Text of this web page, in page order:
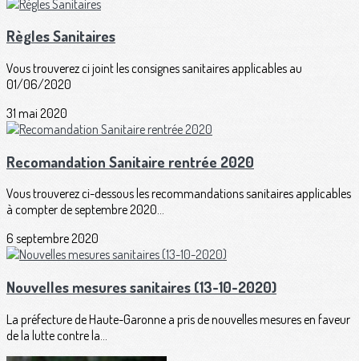
Règles Sanitaires
Vous trouverez ci joint les consignes sanitaires applicables au
01/06/2020
31 mai 2020
Recomandation Sanitaire rentrée 2020
Vous trouverez ci-dessous les recommandations sanitaires applicables
à compter de septembre 2020...
6 septembre 2020
Nouvelles mesures sanitaires (13-10-2020)
La préfecture de Haute-Garonne a pris de nouvelles mesures en faveur
de la lutte contre la...